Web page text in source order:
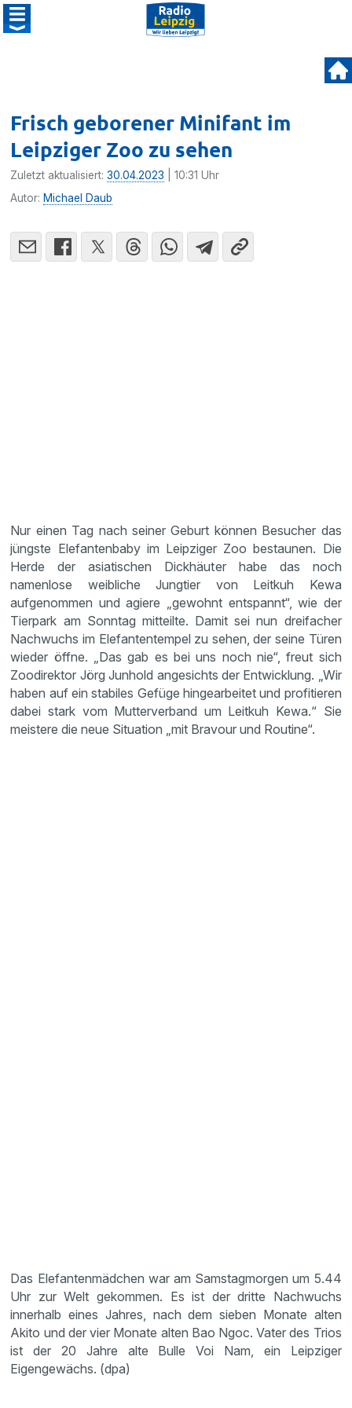
Frisch geborener Minifant im
Leipziger Zoo zu sehen
Zuletzt aktualisiert:30.04.2023 | 10:31 Uhr
Autor: Michael Daub
Nur einen Tag nach seiner Geburt können Besucher das
jüngste Elefantenbaby im Leipziger Zoo bestaunen. Die
Herde der asiatischen Dickhäuter habe das noch
namenlose weibliche Jungtier von Leitkuh Kewa
aufgenommen und agiere „gewohnt entspannt“, wie der
Tierpark am Sonntag mitteilte. Damit sei nun dreifacher
Nachwuchs im Elefantentempel zu sehen, der seine Türen
wieder öffne. „Das gab es bei uns noch nie“, freut sich
Zoodirektor Jörg Junhold angesichts der Entwicklung. „Wir
haben auf ein stabiles Gefüge hingearbeitet und profitieren
dabei stark vom Mutterverband um Leitkuh Kewa.“ Sie
meistere die neue Situation „mit Bravour und Routine“.
Das Elefantenmädchen war am Samstagmorgen um 5.44
Uhr zur Welt gekommen. Es ist der dritte Nachwuchs
innerhalb eines Jahres, nach dem sieben Monate alten
Akito und der vier Monate alten Bao Ngoc. Vater des Trios
ist der 20 Jahre alte Bulle Voi Nam, ein Leipziger
Eigengewächs. (dpa)